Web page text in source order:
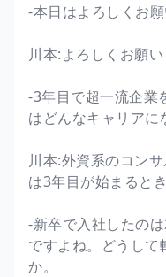
-本日はよろしくお願
川本:よろしくお願い
-3年目で超一流企業
はどんなキャリアに
川本:外資系のコン
は3年目が始まると
-新卒で入社したの
ですよね。どうして
か。